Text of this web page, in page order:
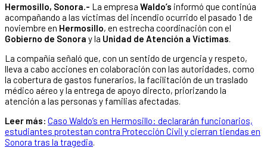
Hermosillo, Sonora.- La empresa Waldo’s informó que continúa
acompañando a las víctimas del incendio ocurrido el pasado 1 de
noviembre en Hermosillo, en estrecha coordinación con el
Gobierno de Sonora y la Unidad de Atención a Víctimas.
La compañía señaló que, con un sentido de urgencia y respeto,
lleva a cabo acciones en colaboración con las autoridades, como
la cobertura de gastos funerarios, la facilitación de un traslado
médico aéreo y la entrega de apoyo directo, priorizando la
atención a las personas y familias afectadas.
Leer más: Caso Waldo’s en Hermosillo: declararán funcionarios,
estudiantes protestan contra Protección Civil y cierran tiendas en
Sonora tras la tragedia.